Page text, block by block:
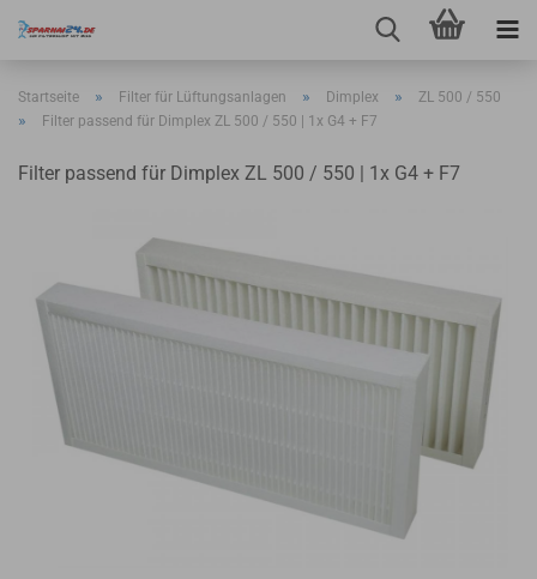
Startseite » Filter für Lüftungsanlagen » Dimplex » ZL 500 / 550
» Filter passend für Dimplex ZL 500 / 550 | 1x G4 + F7
Filter passend für Dimplex ZL 500 / 550 | 1x G4 + F7